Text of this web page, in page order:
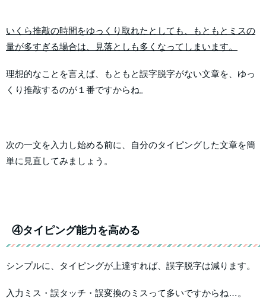
いくら推敲の時間をゆっくり取れたとしても、もともとミスの
量が多すぎる場合は、見落としも多くなってしまいます。
理想的なことを言えば、もともと誤字脱字がない文章を、ゆっ
くり推敲するのが１番ですからね。
次の一文を入力し始める前に、自分のタイピングした文章を簡
単に見直してみましょう。
④タイピング能力を高める
シンプルに、タイピングが上達すれば、誤字脱字は減ります。
入力ミス・誤タッチ・誤変換のミスって多いですからね…。